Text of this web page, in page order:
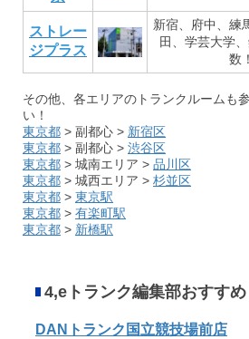
ストレー
ジプラス
新宿、府中、練
田、学芸大学
数！
その他、各エリアのトランクルームも
い！
東京都 > 副都心 > 新宿区
東京都 > 副都心 > 渋谷区
東京都 > 城南エリア > 品川区
東京都 > 城西エリア > 杉並区
東京都 > 東京駅
東京都 > 有楽町駅
東京都 > 新橋駅
4,eトランク編集部おすす
DANトランク国立競技場前店